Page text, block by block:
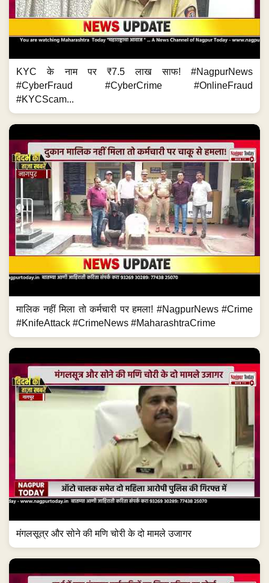
KYC के नाम पर ₹7.5 लाख साफ! #NagpurNews
#CyberFraud #CyberCrime #OnlineFraud
#KYCScam...
मालिक नहीं मिला तो कर्मचारी पर हमला! #NagpurNews #Crime
#KnifeAttack #CrimeNews #MaharashtraCrime
मंगलसूत्र और सोने की मणि चोरी के दो मामले उजागर